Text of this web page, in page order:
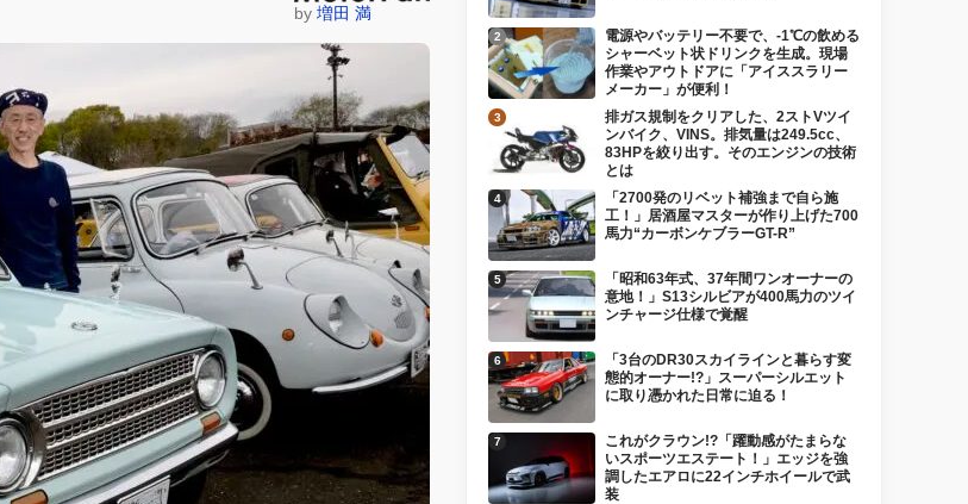
by 増田 満
電源やバッテリー不要で、-1℃の飲める
シャーベット状ドリンクを生成。現場
作業やアウトドアに「アイススラリー
メーカー」が便利！
排ガス規制をクリアした、2ストVツイ
ンバイク、VINS。排気量は249.5cc、
83HPを絞り出す。そのエンジンの技術
とは
「2700発のリベット補強まで自ら施
工！」居酒屋マスターが作り上げた700
馬力“カーボンケブラーGT-R”
「昭和63年式、37年間ワンオーナーの
意地！」S13シルビアが400馬力のツイ
ンチャージ仕様で覚醒
「3台のDR30スカイラインと暮らす変
態的オーナー!?」スーパーシルエット
に取り憑かれた日常に迫る！
これがクラウン!?「躍動感がたまらな
いスポーツエステート！」エッジを強
調したエアロに22インチホイールで武
装